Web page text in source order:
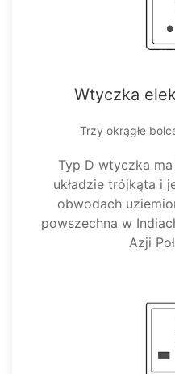
Wtyczka
Trzy okrągłe
Typ D wtyczka
układzie trójkąta i
obwodach
powszechna w
Azji